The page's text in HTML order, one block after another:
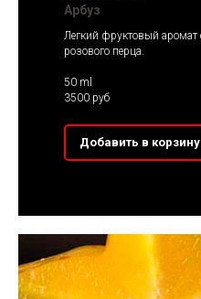
Арбуз
Легкий фруктовый аромат
розового перца.
50 ml
3500 руб
Добавить в корзину